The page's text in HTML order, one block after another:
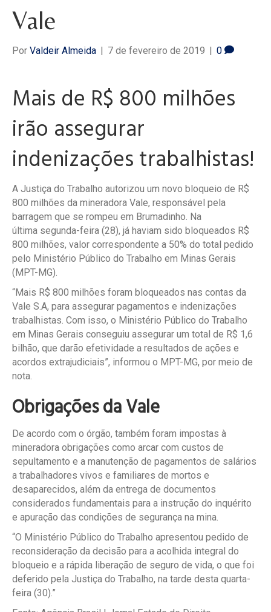
Vale
Por Valdeir Almeida | 7 de fevereiro de 2019 | 0
Mais de R$ 800 milhões
irão assegurar
indenizações trabalhistas!
A Justiça do Trabalho autorizou um novo bloqueio de R$
800 milhões da mineradora Vale, responsável pela
barragem que se rompeu em Brumadinho. Na
última segunda-feira (28), já haviam sido bloqueados R$
800 milhões, valor correspondente a 50% do total pedido
pelo Ministério Público do Trabalho em Minas Gerais
(MPT-MG).
“Mais R$ 800 milhões foram bloqueados nas contas da
Vale S.A, para assegurar pagamentos e indenizações
trabalhistas. Com isso, o Ministério Público do Trabalho
em Minas Gerais conseguiu assegurar um total de R$ 1,6
bilhão, que darão efetividade a resultados de ações e
acordos extrajudiciais”, informou o MPT-MG, por meio de
nota.
Obrigações da Vale
De acordo com o órgão, também foram impostas à
mineradora obrigações como arcar com custos de
sepultamento e a manutenção de pagamentos de salários
a trabalhadores vivos e familiares de mortos e
desaparecidos, além da entrega de documentos
considerados fundamentais para a instrução do inquérito
e apuração das condições de segurança na mina.
“O Ministério Público do Trabalho apresentou pedido de
reconsideração da decisão para a acolhida integral do
bloqueio e a rápida liberação de seguro de vida, o que foi
deferido pela Justiça do Trabalho, na tarde desta quarta-
feira (30).”